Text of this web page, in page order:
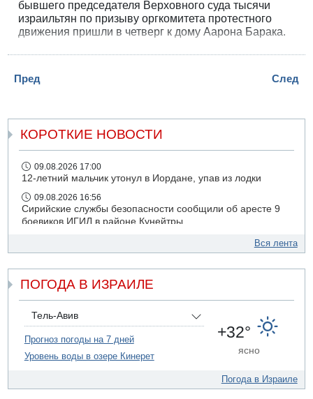
бывшего председателя Верховного суда тысячи
израильтян по призыву оргкомитета протестного
движения пришли в четверг к дому Аарона Барака.
тысячи голосов запели «Атикву», 86-летний судья в
Пред След
КОРОТКИЕ НОВОСТИ
09.08.2026 17:00
12-летний мальчик утонул в Иордане, упав из лодки
09.08.2026 16:56
Сирийские службы безопасности сообщили об аресте 9
боевиков ИГИЛ в районе Кунейтры
Прогноз погоды: с понедельника усиление жары в
09.08.2026 15:49
09.08.2026 14:43
Умер пятилетний ребенок, забытый в закрытой машине
в Лоде
Правительство переводит министерству обороны еще
Вся лента
ПОГОДА В ИЗРАИЛЕ
Тель-Авив
Прогноз погоды на 7 дней
Уровень воды в озере Кинерет
+32°
ясно
Погода в Израиле